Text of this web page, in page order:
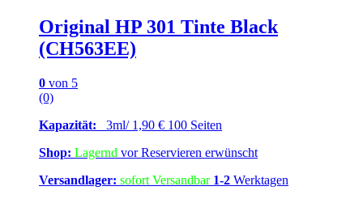
Original HP 301 Tinte Black
(CH563EE)
0 von 5
(0)
Kapazität: 3ml/ 1,90 € 100 Seiten
Shop: Lagernd vor Reservieren erwünscht
Versandlager: sofort Versandbar 1-2 Werktagen